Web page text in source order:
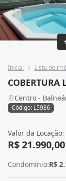
Inicial / Lista de
COBERTURA
Centro -
Código: L5936
Valor da Locação:
R$ 21.990,00
Condomínio:R$